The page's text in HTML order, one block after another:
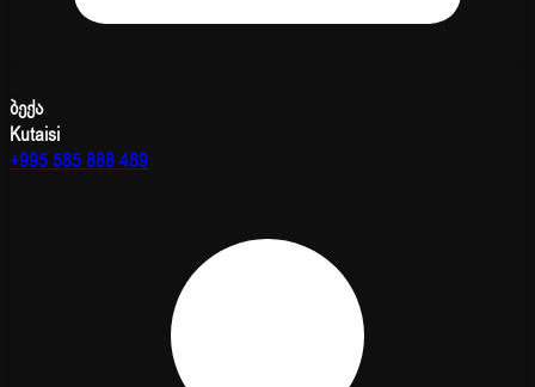
ბექა
Kutaisi
+995 585 888 489